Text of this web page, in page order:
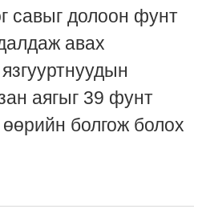
савыг долоон фунт
авах
аягыг 39 фунт
болгож болох